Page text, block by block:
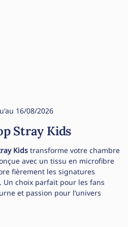
16/08/2026
Stray Kids
Kids transforme votre chambre
avec un tissu en microfibre
fièrement les signatures
choix parfait pour les fans
et passion pour l’univers